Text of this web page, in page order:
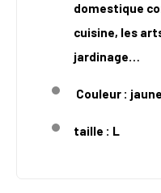
domestique
cuisine, les
jardinage…
Couleur : jaune
taille : L